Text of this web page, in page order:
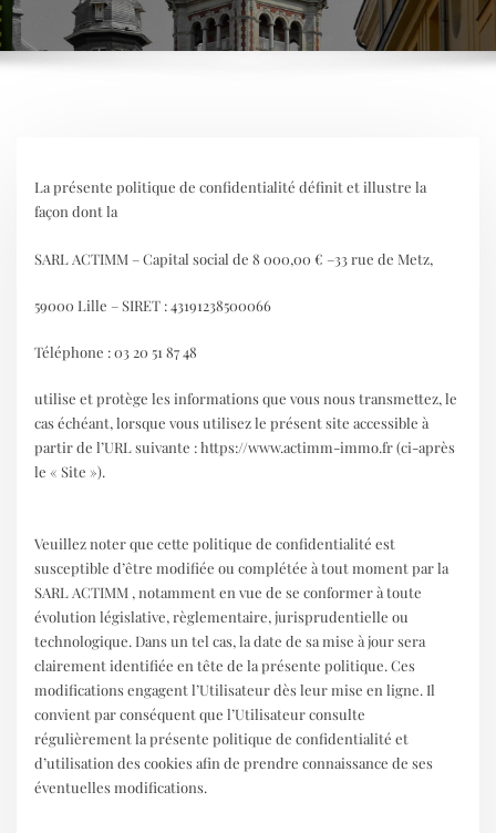
La présente politique de confidentialité définit et illustre la
façon dont la
SARL ACTIMM – Capital social de 8 000,00 € –33 rue de Metz,
59000 Lille – SIRET : 43191238500066
Téléphone : 03 20 51 87 48
utilise et protège les informations que vous nous transmettez, le
cas échéant, lorsque vous utilisez le présent site accessible à
partir de l’URL suivante : https://www.actimm-immo.fr (ci-après
le « Site »).
Veuillez noter que cette politique de confidentialité est
susceptible d’être modifiée ou complétée à tout moment par la
SARL ACTIMM , notamment en vue de se conformer à toute
évolution législative, règlementaire, jurisprudentielle ou
technologique. Dans un tel cas, la date de sa mise à jour sera
clairement identifiée en tête de la présente politique. Ces
modifications engagent l’Utilisateur dès leur mise en ligne. Il
convient par conséquent que l’Utilisateur consulte
régulièrement la présente politique de confidentialité et
d’utilisation des cookies afin de prendre connaissance de ses
éventuelles modifications.